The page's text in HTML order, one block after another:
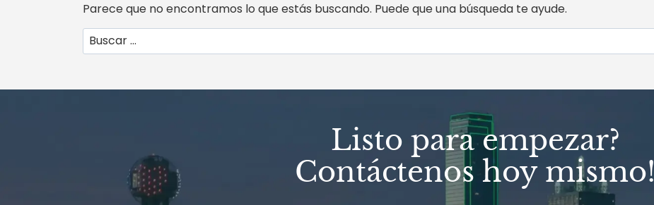
Parece que no encontramos lo que estás buscando. Puede que una búsqueda te ayude.
Buscar:
Listo para empezar?
Contáctenos hoy mismo!